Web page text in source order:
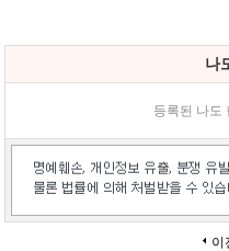
나
등록된 나도
이